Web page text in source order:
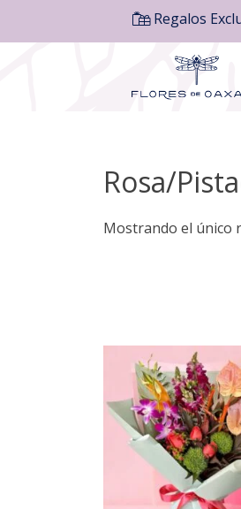
Regalos
Rosa/
Mostrando el único